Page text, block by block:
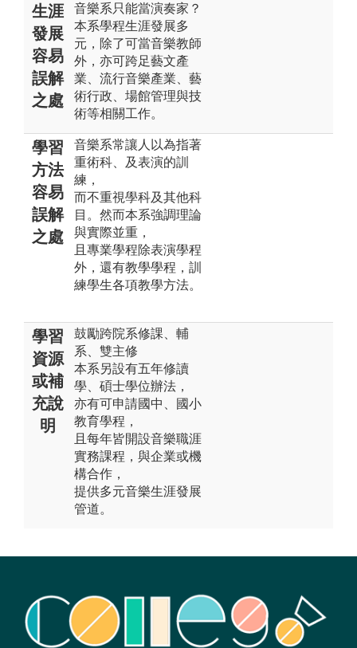
生涯
發展
容易
誤解
之處
音樂系只能當演奏家？
本系學程生涯發展多
元，除了可當音樂教師
外，亦可跨足藝文產
業、流行音樂產業、藝
術行政、場館管理與技
術等相關工作。
學習
方法
容易
誤解
之處
音樂系常讓人以為指著
重術科、及表演的訓
練，
而不重視學科及其他科
目。然而本系強調理論
與實際並重，
且專業學程除表演學程
外，還有教學學程，訓
練學生各項教學方法。
學習
資源
或補
充說
明
鼓勵跨院系修課、輔
系、雙主修
本系另設有五年修讀
學、碩士學位辦法，
亦有可申請國中、國小
教育學程，
且每年皆開設音樂職涯
實務課程，與企業或機
構合作，
提供多元音樂生涯發展
管道。